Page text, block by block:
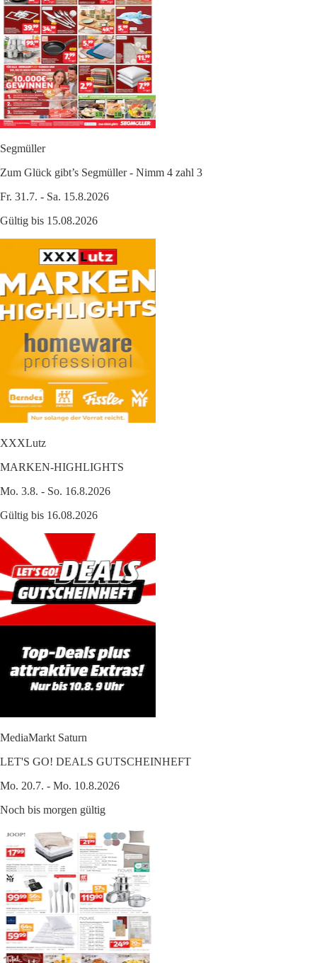
Segmüller
Zum Glück gibt’s Segmüller - Nimm 4 zahl 3
Fr. 31.7. - Sa. 15.8.2026
Gültig bis 15.08.2026
XXXLutz
MARKEN-HIGHLIGHTS
Mo. 3.8. - So. 16.8.2026
Gültig bis 16.08.2026
MediaMarkt Saturn
LET'S GO! DEALS GUTSCHEINHEFT
Mo. 20.7. - Mo. 10.8.2026
Noch bis morgen gültig